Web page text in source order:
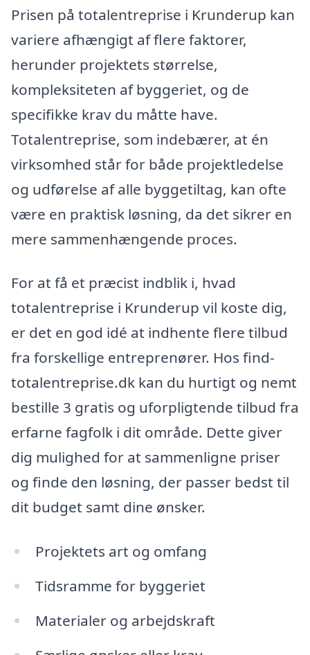
Prisen på totalentreprise i Krunderup kan
variere afhængigt af flere faktorer,
herunder projektets størrelse,
kompleksiteten af byggeriet, og de
specifikke krav du måtte have.
Totalentreprise, som indebærer, at én
virksomhed står for både projektledelse
og udførelse af alle byggetiltag, kan ofte
være en praktisk løsning, da det sikrer en
mere sammenhængende proces.
For at få et præcist indblik i, hvad
totalentreprise i Krunderup vil koste dig,
er det en god idé at indhente flere tilbud
fra forskellige entreprenører. Hos find-
totalentreprise.dk kan du hurtigt og nemt
bestille 3 gratis og uforpligtende tilbud fra
erfarne fagfolk i dit område. Dette giver
dig mulighed for at sammenligne priser
og finde den løsning, der passer bedst til
dit budget samt dine ønsker.
Projektets art og omfang
Tidsramme for byggeriet
Materialer og arbejdskraft